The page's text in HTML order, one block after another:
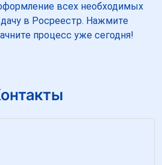
всех необходимых
в Росреестр. Нажмите
процесс уже сегодня!